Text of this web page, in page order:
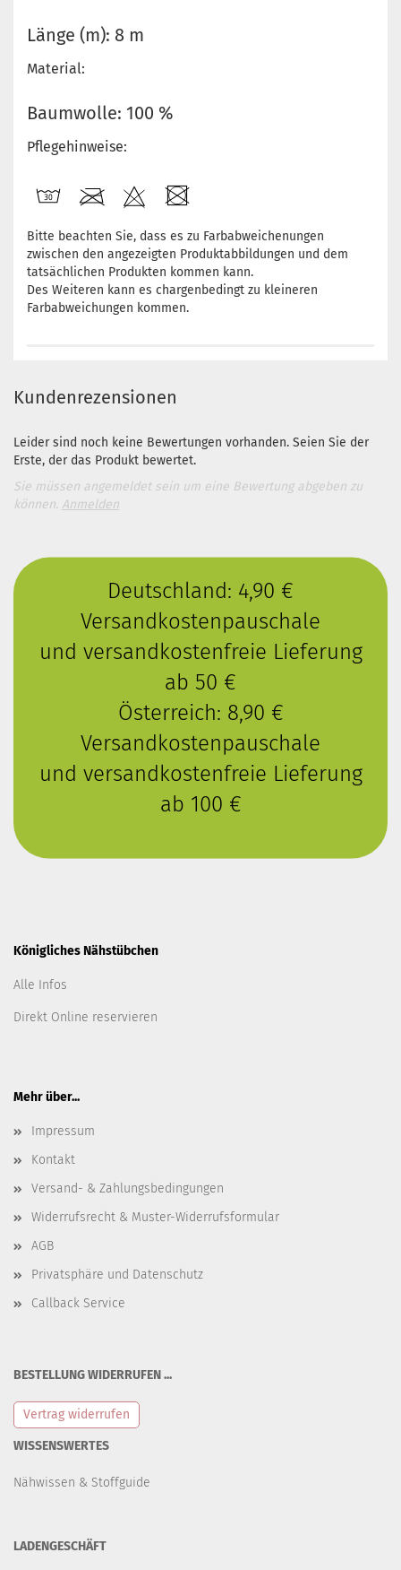
Länge (m): 8 m
Material:
Baumwolle: 100 %
Pflegehinweise:
Bitte beachten Sie, dass es zu Farbabweichenungen
zwischen den angezeigten Produktabbildungen und dem
tatsächlichen Produkten kommen kann.
Des Weiteren kann es chargenbedingt zu kleineren
Farbabweichungen kommen.
Kundenrezensionen
Leider sind noch keine Bewertungen vorhanden. Seien Sie der
Erste, der das Produkt bewertet.
Sie müssen angemeldet sein um eine Bewertung abgeben zu
können. Anmelden
Deutschland: 4,90 €
Versandkostenpauschale
und versandkostenfreie Lieferung
ab 50 €
Österreich: 8,90 €
Versandkostenpauschale
und versandkostenfreie Lieferung
ab 100 €
Königliches Nähstübchen
Alle Infos
Direkt Online reservieren
Mehr über...
Impressum
Kontakt
Versand- & Zahlungsbedingungen
Widerrufsrecht & Muster-Widerrufsformular
AGB
Privatsphäre und Datenschutz
Callback Service
BESTELLUNG WIDERRUFEN ...
Vertrag widerrufen
WISSENSWERTES
Nähwissen & Stoffguide
LADENGESCHÄFT